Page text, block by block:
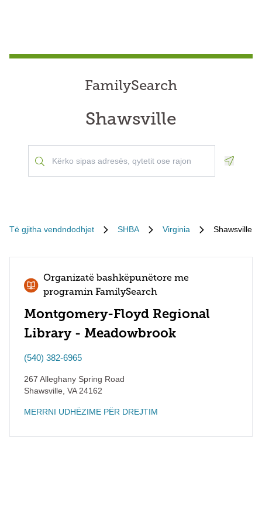
FamilySearch
Shawsville
Të gjitha vendndodhjet SHBA Virginia Shawsville
Organizatë bashkëpunëtore me
programin FamilySearch
Montgomery-Floyd Regional
Library - Meadowbrook
(540) 382-6965
267 Alleghany Spring Road
Shawsville VA24162
MERRNI UDHËZIME PËR DREJTIM